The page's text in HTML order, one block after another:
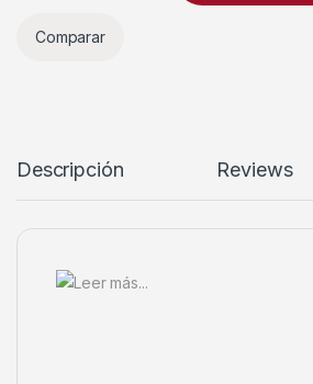
Comparar
Descripción Reviews